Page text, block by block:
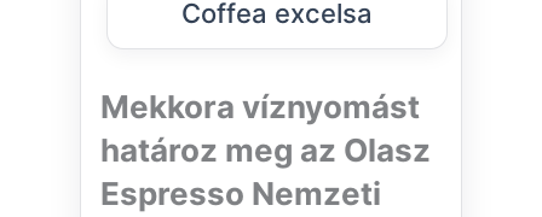
Coffea excelsa
Mekkora víznyomást
határoz meg az Olasz
Espresso Nemzeti